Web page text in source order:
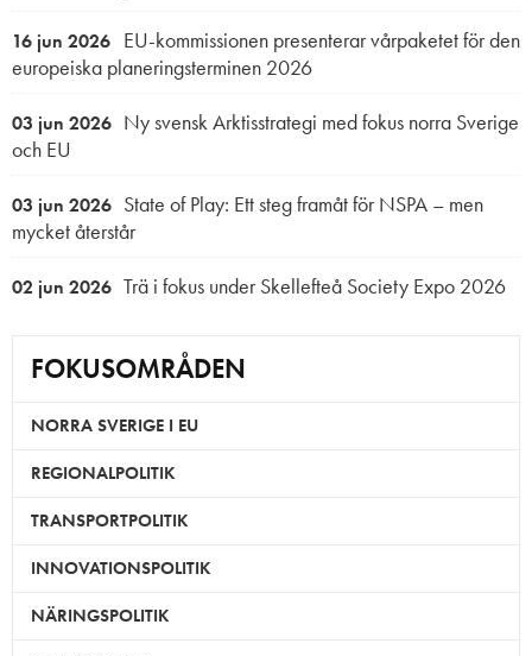
16 jun 2026 EU-kommissionen presenterar vårpaketet för den
europeiska planeringsterminen 2026
03 jun 2026 Ny svensk Arktisstrategi med fokus norra Sverige
och EU
03 jun 2026 State of Play: Ett steg framåt för NSPA – men
mycket återstår
02 jun 2026 Trä i fokus under Skellefteå Society Expo 2026
FOKUSOMRÅDEN
NORRA SVERIGE I EU
REGIONALPOLITIK
TRANSPORTPOLITIK
INNOVATIONSPOLITIK
NÄRINGSPOLITIK